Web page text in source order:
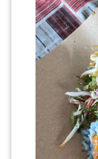
PERAK(41)
SEMBILAN(10)
KEDAH(13)